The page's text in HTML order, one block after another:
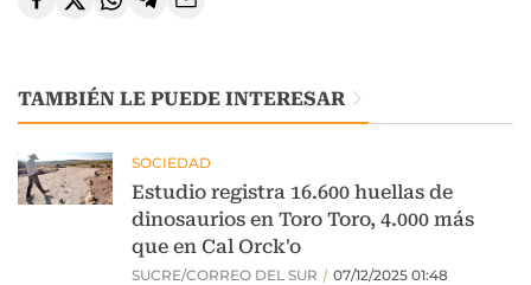
TAMBIÉN LE PUEDE INTERESAR